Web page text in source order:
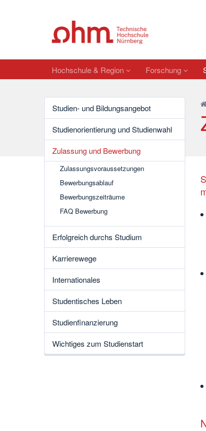
Hochschule & Region Forschung
Studien- und Bildungsangebot
Studienorientierung und Studienwahl
Zulassung und Bewerbung
Zulassungsvoraussetzungen
Bewerbungsablauf
Bewerbungszeiträume
FAQ Bewerbung
Erfolgreich durchs Studium
Karrierewege
Internationales
Studentisches Leben
Studienfinanzierung
Wichtiges zum Studienstart